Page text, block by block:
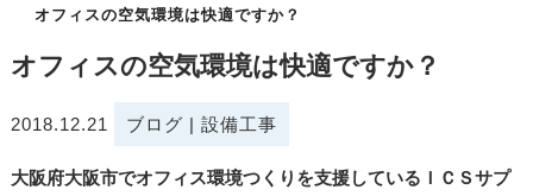
オフィスの空気環境は快適ですか？
オフィスの空気環境は快適ですか？
2018.12.21 ブログ | 設備工事
大阪府大阪市でオフィス環境つくりを支援しているＩＣＳサプ